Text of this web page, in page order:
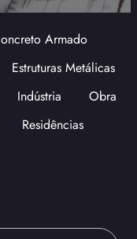
Armado
Estruturas Metálicas
Indústria
Obra
Residências